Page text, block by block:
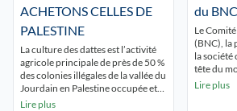
ACHETONS CELLES DE
PALESTINE
La culture des dattes est l’activité
agricole principale de près de 50 %
des colonies illégales de la vallée du
Jourdain en Palestine occupée et
contribue fortement à leur viabilité
Lire plus
du
Le
(BNC), la
la société
tête du
Lire plus